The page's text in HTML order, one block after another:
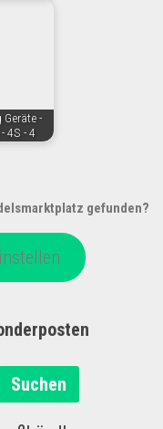
Geräte -
4S - 4
gefunden?
Suchen